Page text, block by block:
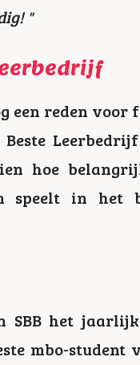
"
reden voor
hoe
in het
SBB het
mbo-student